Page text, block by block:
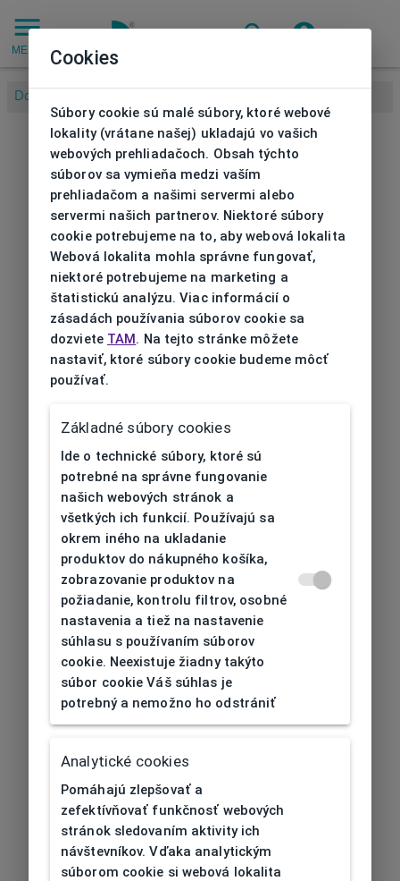
MENU
Domov
404| Nenájdené
Cookies
Súbory cookie sú malé súbory, ktoré webové
lokality (vrátane našej) ukladajú vo vašich
webových prehliadačoch. Obsah týchto
súborov sa vymieňa medzi vaším
prehliadačom a našimi servermi alebo
servermi našich partnerov. Niektoré súbory
cookie potrebujeme na to, aby webová lokalita
Webová lokalita mohla správne fungovať,
niektoré potrebujeme na marketing a
štatistickú analýzu. Viac informácií o
zásadách používania súborov cookie sa
dozviete TAM. Na tejto stránke môžete
nastaviť, ktoré súbory cookie budeme môcť
používať.
Základné súbory cookies
Ide o technické súbory, ktoré sú
potrebné na správne fungovanie
našich webových stránok a
všetkých ich funkcií. Používajú sa
okrem iného na ukladanie
produktov do nákupného košíka,
zobrazovanie produktov na
požiadanie, kontrolu filtrov, osobné
nastavenia a tiež na nastavenie
súhlasu s používaním súborov
cookie. Neexistuje žiadny takýto
súbor cookie Váš súhlas je
potrebný a nemožno ho odstrániť
Analytické cookies
Pomáhajú zlepšovať a
zefektívňovať funkčnosť webových
stránok sledovaním aktivity ich
návštevníkov. Vďaka analytickým
súborom cookie si webová lokalita